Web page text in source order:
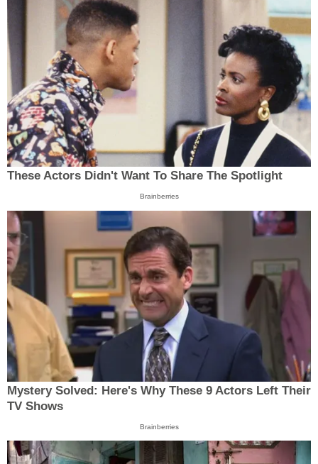
These Actors Didn't Want To Share The Spotlight
Brainberries
Mystery Solved: Here's Why These 9 Actors Left Their
TV Shows
Brainberries